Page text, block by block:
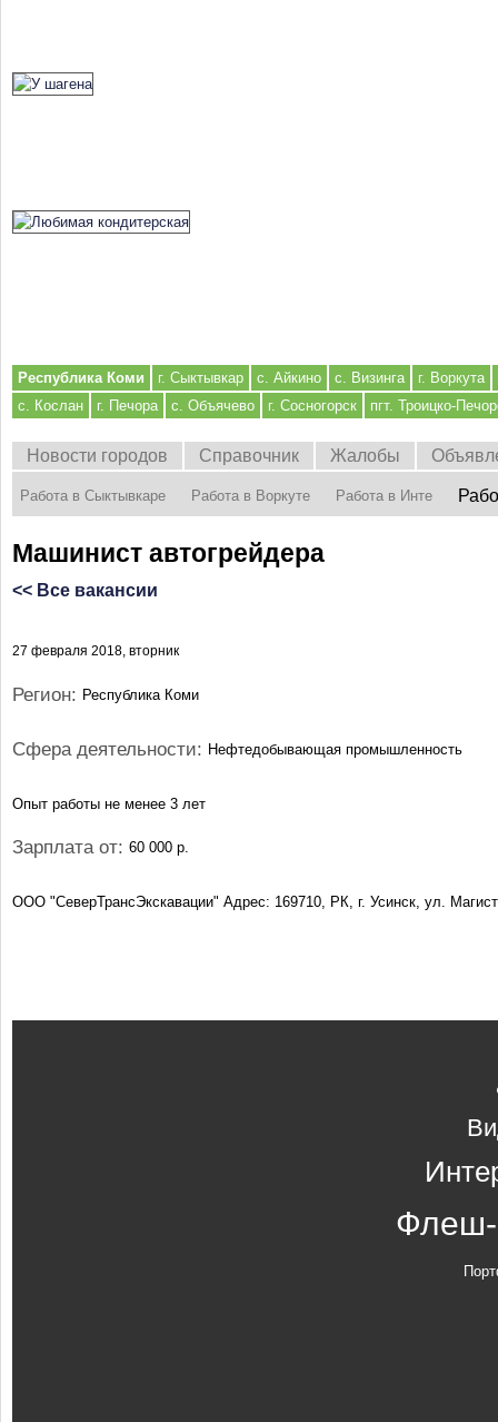
Республика Коми г. Сыктывкар с. Айкино с. Визинга
г. Воркута
с. Кослан
г. Печора с. Объячево г. Сосногорск пгт. Троицко-
Новости городов Справочник Жалобы
Работа в Сыктывкаре Работа в Воркуте Работа в Инте
Машинист автогрейдера
<< Все вакансии
27 февраля 2018, вторник
Регион: Республика Коми
Сфера деятельности: Нефтедобывающая промышленность
Опыт работы не менее 3 лет
Зарплата от: 60 000 р.
ООО "СеверТрансЭкскавации" Адрес: 169710, РК, г. Усинск, ул.
Флеш-